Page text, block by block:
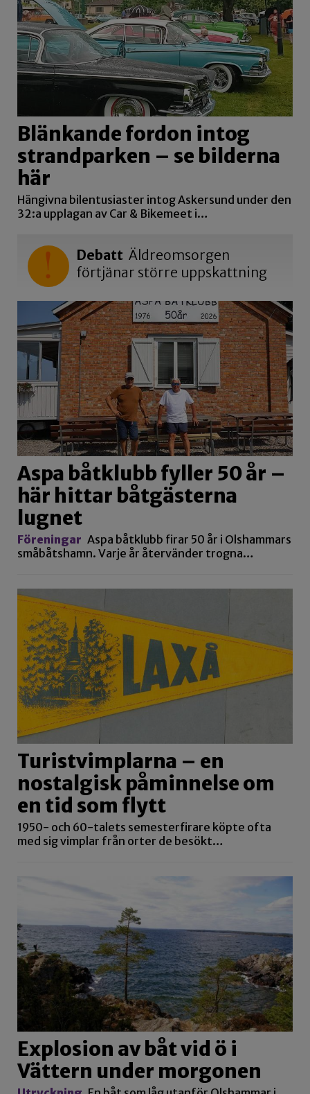
Blänkande fordon intog
strandparken – se bilderna
här
Hängivna bilentusiaster intog Askersund under den
32:a upplagan av Car & Bikemeet i…
Debatt Äldreomsorgen
förtjänar större uppskattning
Aspa båtklubb fyller 50 år –
här hittar båtgästerna
lugnet
Föreningar Aspa båtklubb firar 50 år i Olshammars
småbåtshamn. Varje år återvänder trogna…
Turistvimplarna – en
nostalgisk påminnelse om
en tid som flytt
1950- och 60-talets semesterfirare köpte ofta
med sig vimplar från orter de besökt…
Explosion av båt vid ö i
Vättern under morgonen